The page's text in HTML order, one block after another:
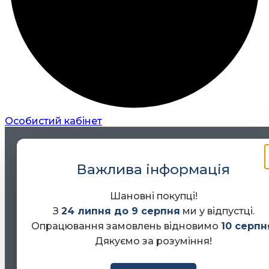
Особистий кабінет
Важлива інформація
Шановні покупці!
З 24 липня до 9 серпня ми у відпустці.
Опрацювання замовлень відновимо 10
Дякуємо за розуміння!